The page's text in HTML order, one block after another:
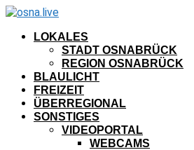
LOKALES
STADT OSNABRÜCK
REGION OSNABRÜCK
BLAULICHT
FREIZEIT
ÜBERREGIONAL
SONSTIGES
VIDEOPORTAL
WEBCAMS